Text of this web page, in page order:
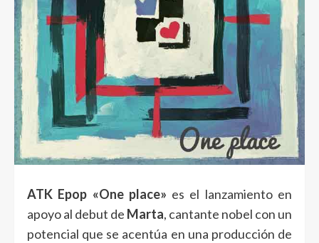
ATK Epop «One place» es el lanzamiento en
apoyo al debut de Marta, cantante nobel con un
potencial que se acentúa en una producción de